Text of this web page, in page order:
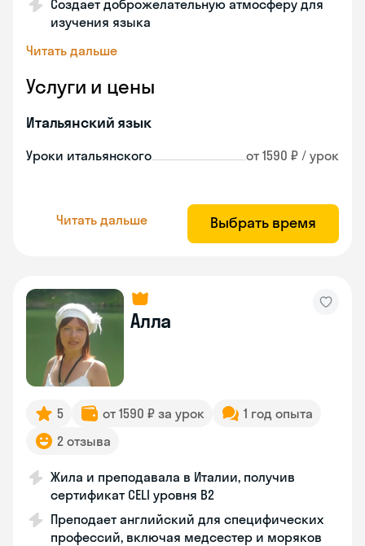
Создает доброжелательную атмосферу для
изучения языка
Читать дальше
Услуги и цены
Итальянский язык
Уроки итальянского от 1590 ₽ / урок
Читать дальше Выбрать время
Алла
5 от 1590 ₽ за урок
1 год опыта
2 отзыва
Жила и преподавала в Италии, получив
сертификат CELI уровня В2
Преподает английский для специфических
профессий, включая медсестер и моряков